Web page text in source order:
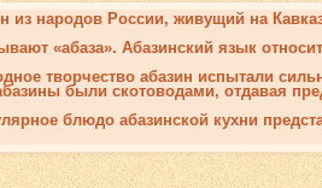
из народов России, живущий на
«абаза». Абазинский язык
творчество абазин испытали
были скотоводами, отдавая
блюдо абазинской кухни